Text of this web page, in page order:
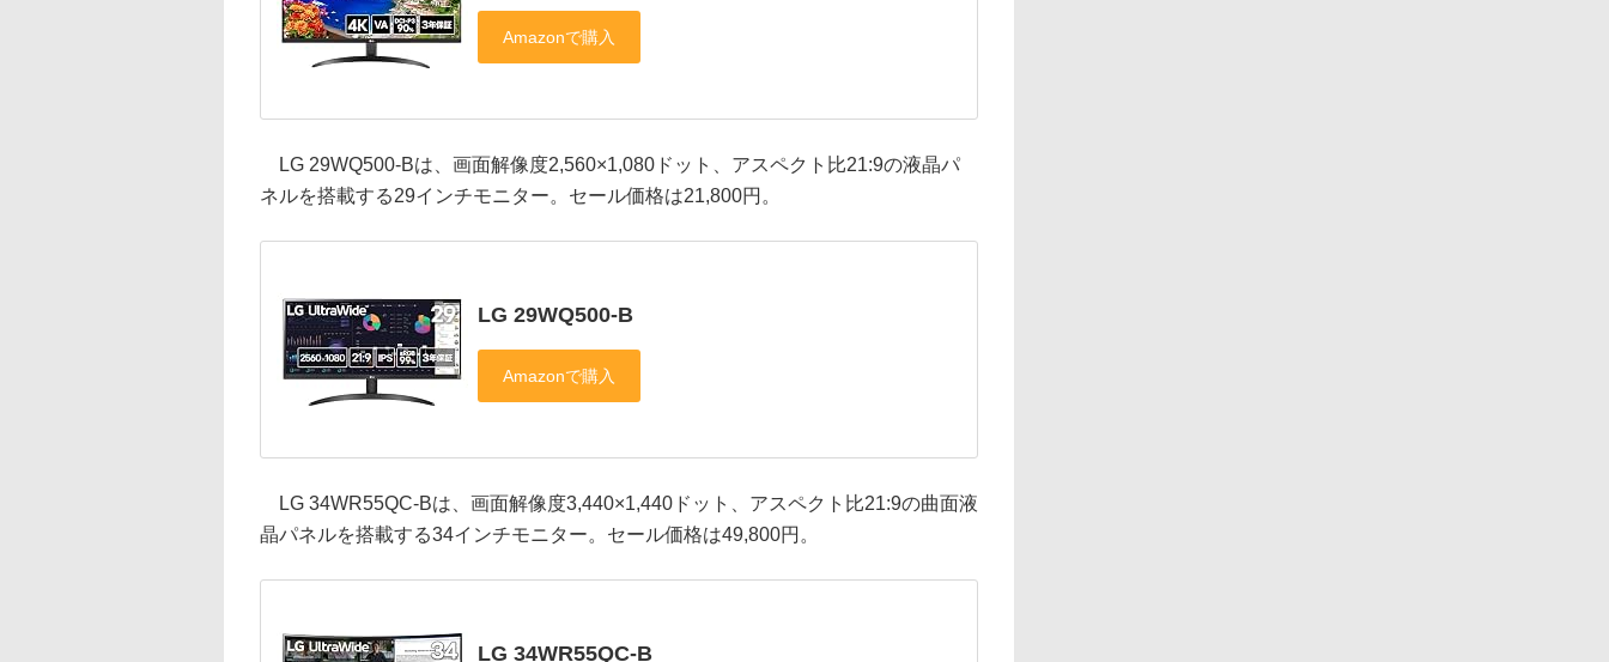
LG 29WQ500-Bは、画面解像度2,560×1,080ドット、アスペクト比21:9の液晶パ
ネルを搭載する29インチモニター。セール価格は21,800円。
LG 29WQ500-B
LG 34WR55QC-Bは、画面解像度3,440×1,440ドット、アスペクト比21:9の曲面液
晶パネルを搭載する34インチモニター。セール価格は49,800円。
LG 34WR55QC-B